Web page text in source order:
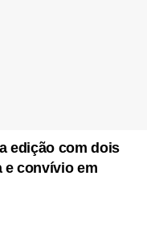
edição com dois
e convívio em